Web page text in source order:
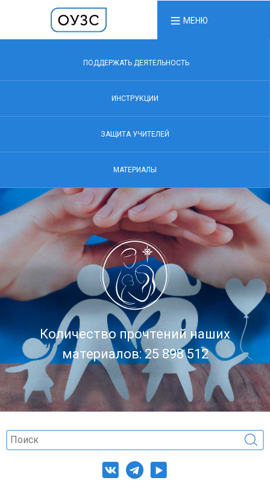
МЕНЮ
ПОДДЕРЖАТЬ ДЕЯТЕЛЬНОСТЬ
ИНСТРУКЦИИ
ЗАЩИТА УЧИТЕЛЕЙ
МАТЕРИАЛЫ
Количество прочтений наших
материалов: 25 898 512